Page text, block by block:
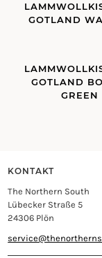
GOTLAND
GOTLAND
GREEN
KONTAKT
The Northern South
Lübecker Straße 5
24306 Plön